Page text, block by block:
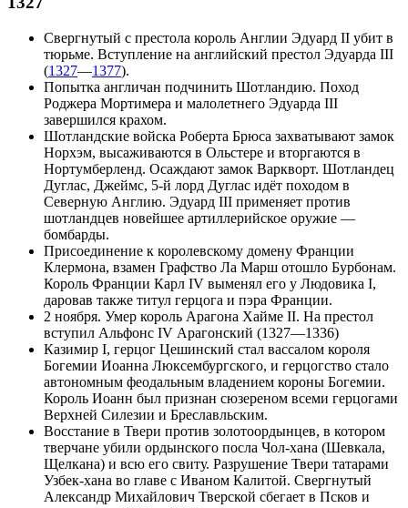
Свергнутый с престола король Англии Эдуард II убит в
тюрьме. Вступление на английский престол Эдуарда III
(1327—1377).
Попытка англичан подчинить Шотландию. Поход
Роджера Мортимера и малолетнего Эдуарда III
завершился крахом.
Шотландские войска Роберта Брюса захватывают замок
Норхэм, высаживаются в Ольстере и вторгаются в
Нортумберленд. Осаждают замок Варкворт. Шотландец
Дуглас, Джеймс, 5-й лорд Дуглас идёт походом в
Северную Англию. Эдуард III применяет против
шотландцев новейшее артиллерийское оружие —
бомбарды.
Присоединение к королевскому домену Франции
Клермона, взамен Графство Ла Марш отошло Бурбонам.
Король Франции Карл IV выменял его у Людовика I,
даровав также титул герцога и пэра Франции.
2 ноября. Умер король Арагона Хайме II. На престол
вступил Альфонс IV Арагонский (1327—1336)
Казимир I, герцог Цешинский стал вассалом короля
Богемии Иоанна Люксембургского, и герцогство стало
автономным феодальным владением короны Богемии.
Король Иоанн был признан сюзереном всеми герцогами
Верхней Силезии и Бреславльским.
Восстание в Твери против золотоордынцев, в котором
тверчане убили ордынского посла Чол-хана (Шевкала,
Щелкана) и всю его свиту. Разрушение Твери татарами
Узбек-хана во главе с Иваном Калитой. Свергнутый
Александр Михайлович Тверской сбегает в Псков и